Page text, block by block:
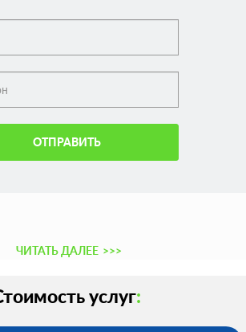
ОТПРАВИТЬ
ЧИТАТЬ ДАЛЕЕ >>>
услуг: